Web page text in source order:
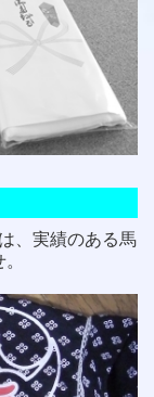
、実績のある馬